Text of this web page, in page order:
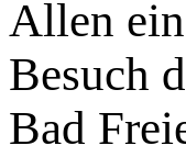
Allen
Besuch
Bad